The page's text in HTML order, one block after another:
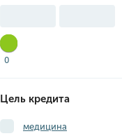
0
Цель кредита
медицина